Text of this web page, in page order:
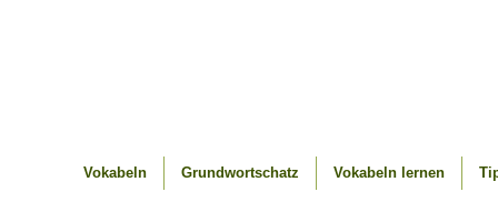
Vokabeln Grundwortschatz Vokabeln lernen